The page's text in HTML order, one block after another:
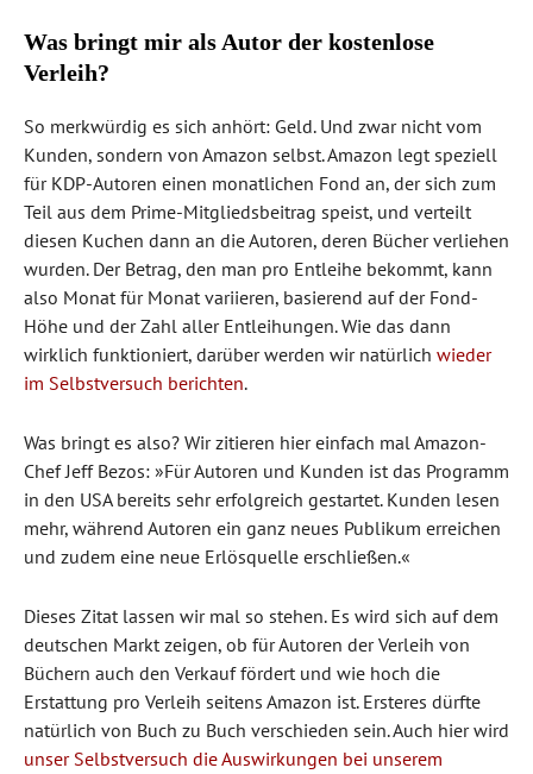
Was bringt mir als Autor der kostenlose
Verleih?
So merkwürdig es sich anhört: Geld. Und zwar nicht vom
Kunden, sondern von Amazon selbst. Amazon legt speziell
für KDP-Autoren einen monatlichen Fond an, der sich zum
Teil aus dem Prime-Mitgliedsbeitrag speist, und verteilt
diesen Kuchen dann an die Autoren, deren Bücher verliehen
wurden. Der Betrag, den man pro Entleihe bekommt, kann
also Monat für Monat variieren, basierend auf der Fond-
Höhe und der Zahl aller Entleihungen. Wie das dann
wirklich funktioniert, darüber werden wir natürlich wieder
im Selbstversuch berichten.
Was bringt es also? Wir zitieren hier einfach mal Amazon-
Chef Jeff Bezos: »Für Autoren und Kunden ist das Programm
in den USA bereits sehr erfolgreich gestartet. Kunden lesen
mehr, während Autoren ein ganz neues Publikum erreichen
und zudem eine neue Erlösquelle erschließen.«
Dieses Zitat lassen wir mal so stehen. Es wird sich auf dem
deutschen Markt zeigen, ob für Autoren der Verleih von
Büchern auch den Verkauf fördert und wie hoch die
Erstattung pro Verleih seitens Amazon ist. Ersteres dürfte
natürlich von Buch zu Buch verschieden sein. Auch hier wird
unser Selbstversuch die Auswirkungen bei unserem